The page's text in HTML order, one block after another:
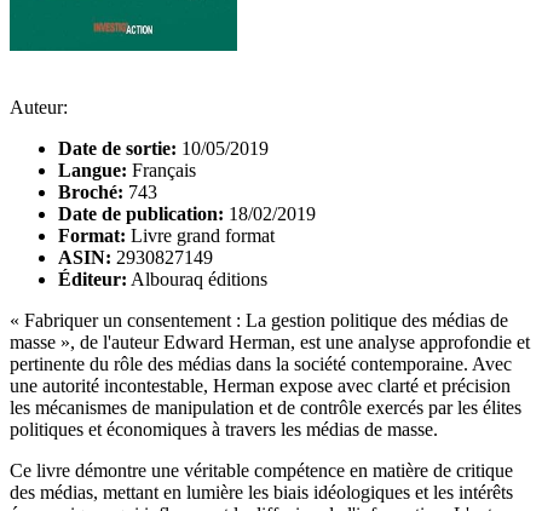
Auteur:
Date de sortie: 10/05/2019
Langue: Français
Broché: 743
Date de publication: 18/02/2019
Format: Livre grand format
ASIN: 2930827149
Éditeur: Albouraq éditions
« Fabriquer un consentement : La gestion politique des médias de
masse », de l'auteur Edward Herman, est une analyse approfondie et
pertinente du rôle des médias dans la société contemporaine. Avec
une autorité incontestable, Herman expose avec clarté et précision
les mécanismes de manipulation et de contrôle exercés par les élites
politiques et économiques à travers les médias de masse.
Ce livre démontre une véritable compétence en matière de critique
des médias, mettant en lumière les biais idéologiques et les intérêts